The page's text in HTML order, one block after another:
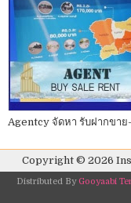
Agentcy จัดหา รับฝากขาย
Copyright © 2026
Distributed By Gooyaabi